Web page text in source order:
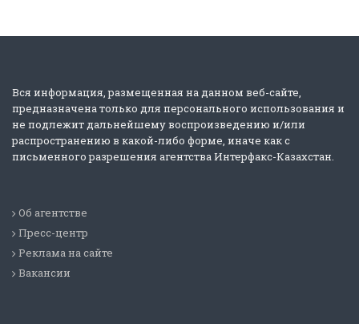
Вся информация, размещенная на данном веб-сайте,
предназначена только для персонального использования и
не подлежит дальнейшему воспроизведению и/или
распространению в какой-либо форме, иначе как с
письменного разрешения агентства Интерфакс-Казахстан.
Об агентстве
Пресс-центр
Реклама на сайте
Вакансии